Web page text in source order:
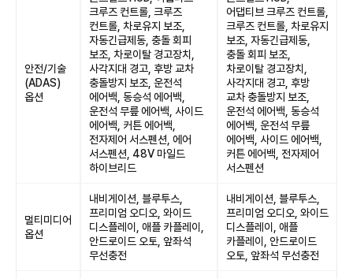
안전/기술
(ADAS)
옵션
크루즈 컨트롤, 크루즈
컨트롤, 차로유지 보조,
자동긴급제동, 충돌 회피
보조, 차로이탈 경고장치,
사각지대 경고, 후방 교차
충돌방지 보조, 운전석
에어백, 동승석 에어백,
운전석 무릎 에어백, 사이드
에어백, 커튼 에어백,
전자제어 서스펜션, 에어
서스펜션, 48V 마일드
하이브리드
어댑티브 크루즈 컨트롤,
크루즈 컨트롤, 차로유지
보조, 자동긴급제동,
충돌 회피 보조,
차로이탈 경고장치,
사각지대 경고, 후방
교차 충돌방지 보조,
운전석 에어백, 동승석
에어백, 운전석 무릎
에어백, 사이드 에어백,
커튼 에어백, 전자제어
서스펜션
멀티미디어
옵션
내비게이션, 블루투스,
프리미엄 오디오, 와이드
디스플레이, 애플 카플레이,
안드로이드 오토, 앞좌석
무선충전
내비게이션, 블루투스,
프리미엄 오디오, 와이드
디스플레이, 애플
카플레이, 안드로이드
오토, 앞좌석 무선충전